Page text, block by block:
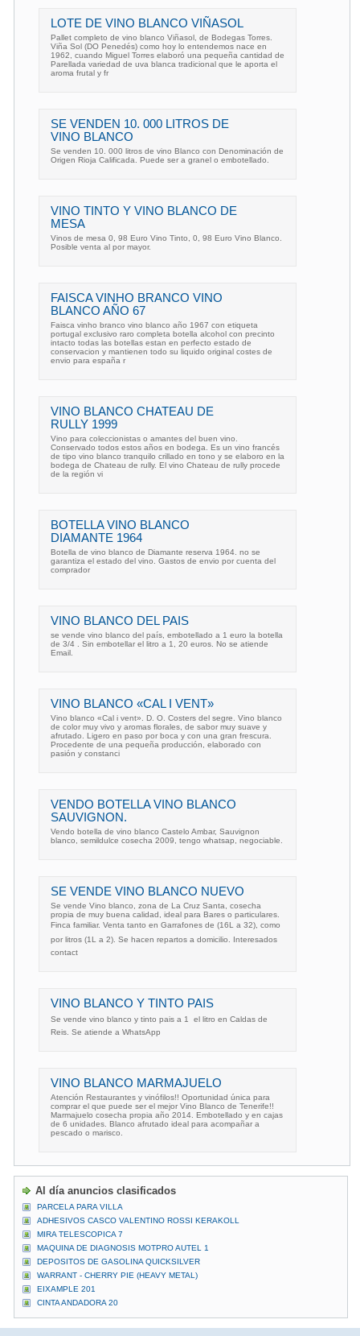
LOTE DE VINO BLANCO VIÑASOL
Pallet completo de vino blanco Viñasol, de Bodegas Torres.
Viña Sol (DO Penedés) como hoy lo entendemos nace en
1962, cuando Miguel Torres elaboró una pequeña cantidad de
Parellada variedad de uva blanca tradicional que le aporta el
aroma frutal y fr
SE VENDEN 10. 000 LITROS DE
VINO BLANCO
Se venden 10. 000 litros de vino Blanco con Denominación de
Origen Rioja Calificada. Puede ser a granel o embotellado.
VINO TINTO Y VINO BLANCO DE
MESA
Vinos de mesa 0, 98 Euro Vino Tinto, 0, 98 Euro Vino Blanco.
Posible venta al por mayor.
FAISCA VINHO BRANCO VINO
BLANCO AÑO 67
Faisca vinho branco vino blanco año 1967 con etiqueta
portugal exclusivo raro completa botella alcohol con precinto
intacto todas las botellas estan en perfecto estado de
conservacion y mantienen todo su liquido original costes de
envio para españa r
VINO BLANCO CHATEAU DE
RULLY 1999
Vino para coleccionistas o amantes del buen vino.
Conservado todos estos años en bodega. Es un vino francés
de tipo vino blanco tranquilo crillado en tono y se elaboro en la
bodega de Chateau de rully. El vino Chateau de rully procede
de la región vi
BOTELLA VINO BLANCO
DIAMANTE 1964
Botella de vino blanco de Diamante reserva 1964. no se
garantiza el estado del vino. Gastos de envio por cuenta del
comprador
VINO BLANCO DEL PAIS
se vende vino blanco del país, embotellado a 1 euro la botella
de 3/4 . Sin embotellar el litro a 1, 20 euros. No se atiende
Email.
VINO BLANCO «CAL I VENT»
Vino blanco «Cal i vent». D. O. Costers del segre. Vino blanco
de color muy vivo y aromas florales, de sabor muy suave y
afrutado. Ligero en paso por boca y con una gran frescura.
Procedente de una pequeña producción, elaborado con
pasión y constanci
VENDO BOTELLA VINO BLANCO
SAUVIGNON.
Vendo botella de vino blanco Castelo Ambar, Sauvignon
blanco, semildulce cosecha 2009, tengo whatsap, negociable.
SE VENDE VINO BLANCO NUEVO
Se vende Vino blanco, zona de La Cruz Santa, cosecha
propia de muy buena calidad, ideal para Bares o particulares.
Finca familiar. Venta tanto en Garrafones de (16L a 32), como
por litros (1L a 2). Se hacen repartos a domicilio. Interesados
contact
VINO BLANCO Y TINTO PAIS
Se vende vino blanco y tinto pais a 1  el litro en Caldas de
Reis. Se atiende a WhatsApp
VINO BLANCO MARMAJUELO
Atención Restaurantes y vinófilos!! Oportunidad única para
comprar el que puede ser el mejor Vino Blanco de Tenerife!!
Marmajuelo cosecha propia año 2014. Embotellado y en cajas
de 6 unidades. Blanco afrutado ideal para acompañar a
pescado o marisco.
Al día anuncios clasificados
PARCELA PARA VILLA
ADHESIVOS CASCO VALENTINO ROSSI KERAKOLL
MIRA TELESCOPICA 7
MAQUINA DE DIAGNOSIS MOTPRO AUTEL 1
DEPOSITOS DE GASOLINA QUICKSILVER
WARRANT - CHERRY PIE (HEAVY METAL)
EIXAMPLE 201
CINTA ANDADORA 20